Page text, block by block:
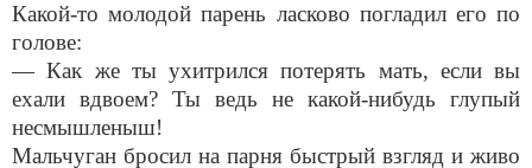
Какой-то молодой парень ласково погладил его по
голове:
— Как же ты ухитрился потерять мать, если вы
ехали вдвоем? Ты ведь не какой-нибудь глупый
несмышленыш!
Мальчуган бросил на парня быстрый взгляд и живо